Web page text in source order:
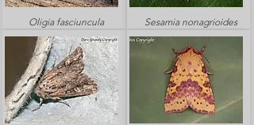
Oligia fasciuncula Sesamia nonagrioides